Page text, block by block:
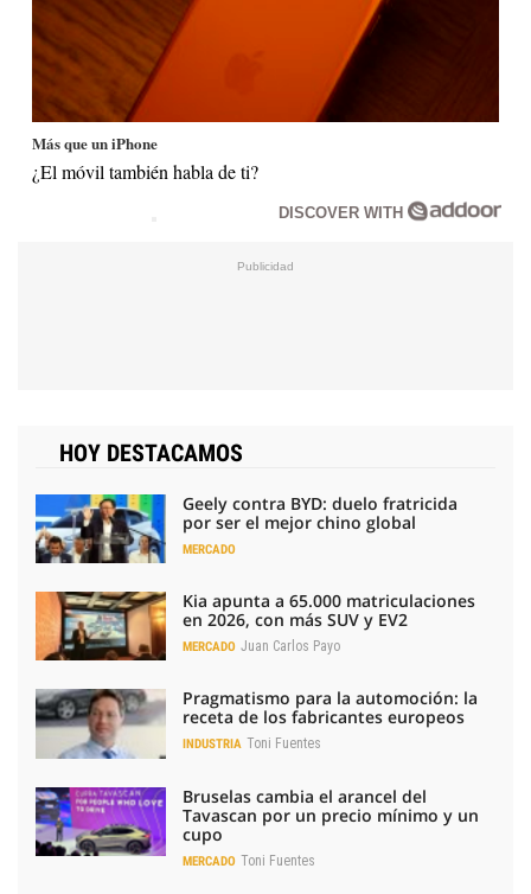
Más que un iPhone
¿El móvil también habla de ti?
DISCOVER WITH
HOY DESTACAMOS
Geely contra BYD: duelo fratricida
por ser el mejor chino global
MERCADO
Kia apunta a 65.000 matriculaciones
en 2026, con más SUV y EV2
MERCADO Juan Carlos Payo
Pragmatismo para la automoción: la
receta de los fabricantes europeos
INDUSTRIA Toni Fuentes
Bruselas cambia el arancel del
Tavascan por un precio mínimo y un
cupo
MERCADO Toni Fuentes